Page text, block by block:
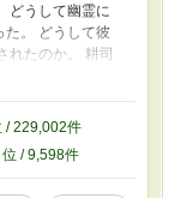
どうして幽霊に
た。 どうして彼
れたのか。 耕司
が、性的な描
02/27) ※１ページ
分割しました
/ 229,002件
位 / 9,598件